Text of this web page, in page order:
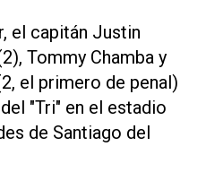
el capitán Justin
Tommy Chamba y
el primero de penal)
"Tri" en el estadio
de Santiago del